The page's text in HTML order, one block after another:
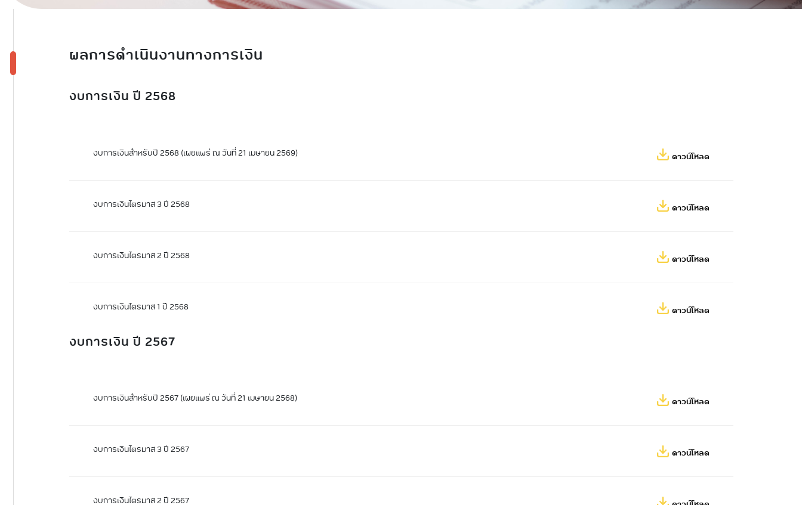
ภารกิจสำคัญ ปี 2568
ผลการดําเนินงานทางการเงิน
งบการเงิน ปี 2568
งบการเงินสำหรับปี 2568 (เผยแพร่ ณ วันที่ 21 เมษายน 2569) ดาวน์โหลด
งบการเงินไตรมาส 3 ปี 2568 ดาวน์โหลด
งบการเงินไตรมาส 2 ปี 2568 ดาวน์โหลด
งบการเงินไตรมาส 1 ปี 2568 ดาวน์โหลด
งบการเงิน ปี 2567
งบการเงินสำหรับปี 2567 (เผยแพร่ ณ วันที่ 21 เมษายน 2568) ดาวน์โหลด
งบการเงินไตรมาส 3 ปี 2567 ดาวน์โหลด
งบการเงินไตรมาส 2 ปี 2567